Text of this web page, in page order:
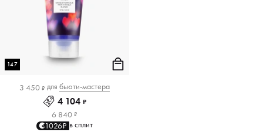
147
3 450 ₽ для бьюти-мастера
4 104 ₽
6 840 ₽
1026₽ в сплит